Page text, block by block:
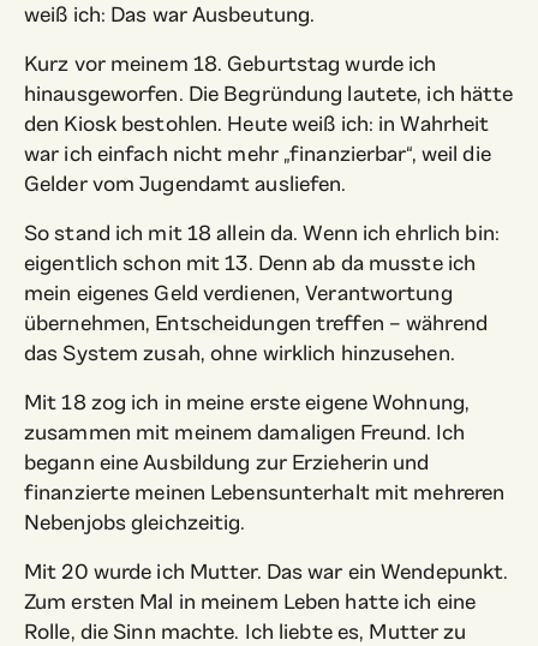
weiß ich: Das war Ausbeutung.
Kurz vor meinem 18. Geburtstag wurde ich
hinausgeworfen. Die Begründung lautete, ich hätte
den Kiosk bestohlen. Heute weiß ich: in Wahrheit
war ich einfach nicht mehr „finanzierbar“, weil die
Gelder vom Jugendamt ausliefen.
So stand ich mit 18 allein da. Wenn ich ehrlich bin:
eigentlich schon mit 13. Denn ab da musste ich
mein eigenes Geld verdienen, Verantwortung
übernehmen, Entscheidungen treffen – während
das System zusah, ohne wirklich hinzusehen.
Mit 18 zog ich in meine erste eigene Wohnung,
zusammen mit meinem damaligen Freund. Ich
begann eine Ausbildung zur Erzieherin und
finanzierte meinen Lebensunterhalt mit mehreren
Nebenjobs gleichzeitig.
Mit 20 wurde ich Mutter. Das war ein Wendepunkt.
Zum ersten Mal in meinem Leben hatte ich eine
Rolle, die Sinn machte. Ich liebte es, Mutter zu